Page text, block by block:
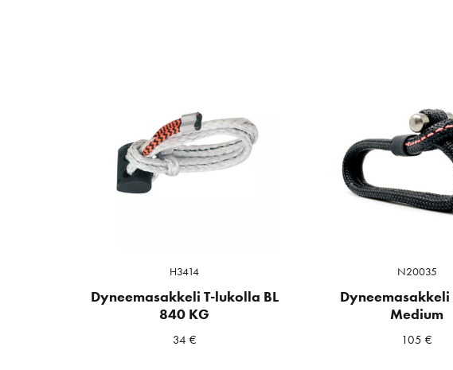
H3414
Dyneemasakkeli T-lukolla BL
840 KG
34 €
N20035
Dyneemasakkeli
Medium
105€